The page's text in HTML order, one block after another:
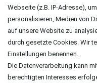
ZAHLUNGSARTEN
Webseite (z.B. IP-Adresse),
personalisieren, Medien von
auf unsere Website zu
durch gesetzte Cookies. Wir
Einstellungen benennen.
Die Datenverarbeitung kann
berechtigten Interesses